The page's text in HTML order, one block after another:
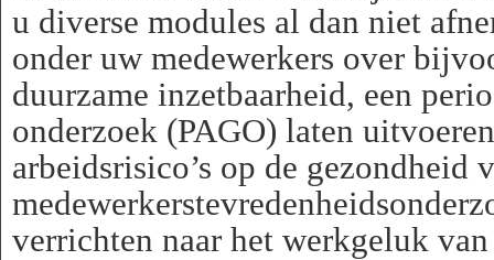
u diverse modules al dan niet
onder uw medewerkers over
duurzame inzetbaarheid, een
onderzoek (PAGO) laten
arbeidsrisico’s op de gezondheid
verrichten naar het werkgeluk